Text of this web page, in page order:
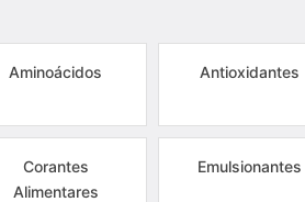
Aminoácidos Antioxidantes
Corantes
Alimentares
Emulsionantes